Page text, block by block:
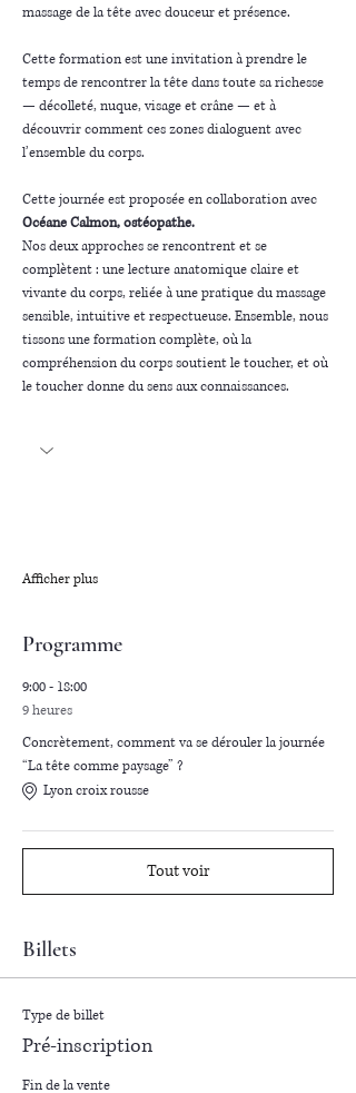
massage de la tête avec douceur et présence.
Cette formation est une invitation à prendre le
temps de rencontrer la tête dans toute sa richesse
— décolleté, nuque, visage et crâne — et à
découvrir comment ces zones dialoguent avec
l’ensemble du corps.
Cette journée est proposée en collaboration avec
Océane Calmon, ostéopathe.
Nos deux approches se rencontrent et se
complètent : une lecture anatomique claire et
vivante du corps, reliée à une pratique du massage
sensible, intuitive et respectueuse. Ensemble, nous
tissons une formation complète, où la
compréhension du corps soutient le toucher, et où
le toucher donne du sens aux connaissances.
Afficher plus
Programme
9:00 - 18:00
9 heures
Concrètement, comment va se dérouler la journée
“La tête comme paysage” ?
Lyon croix rousse
Tout voir
Billets
Type de billet
Pré-inscription
Fin de la vente